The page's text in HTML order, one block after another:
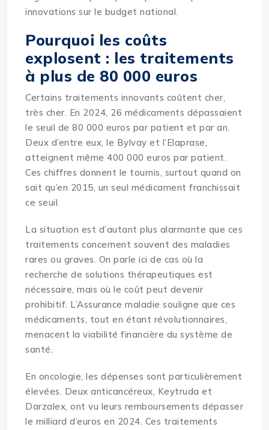
innovations sur le budget national.
Pourquoi les coûts
explosent : les traitements
à plus de 80 000 euros
Certains traitements innovants coûtent cher,
très cher. En 2024, 26 médicaments dépassaient
le seuil de 80 000 euros par patient et par an.
Deux d’entre eux, le Bylvay et l’Elaprase,
atteignent même 400 000 euros par patient.
Ces chiffres donnent le tournis, surtout quand on
sait qu’en 2015, un seul médicament franchissait
ce seuil.
La situation est d’autant plus alarmante que ces
traitements concernent souvent des maladies
rares ou graves. On parle ici de cas où la
recherche de solutions thérapeutiques est
nécessaire, mais où le coût peut devenir
prohibitif. L’Assurance maladie souligne que ces
médicaments, tout en étant révolutionnaires,
menacent la viabilité financière du système de
santé.
En oncologie, les dépenses sont particulièrement
élevées. Deux anticancéreux, Keytruda et
Darzalex, ont vu leurs remboursements dépasser
le milliard d’euros en 2024. Ces traitements